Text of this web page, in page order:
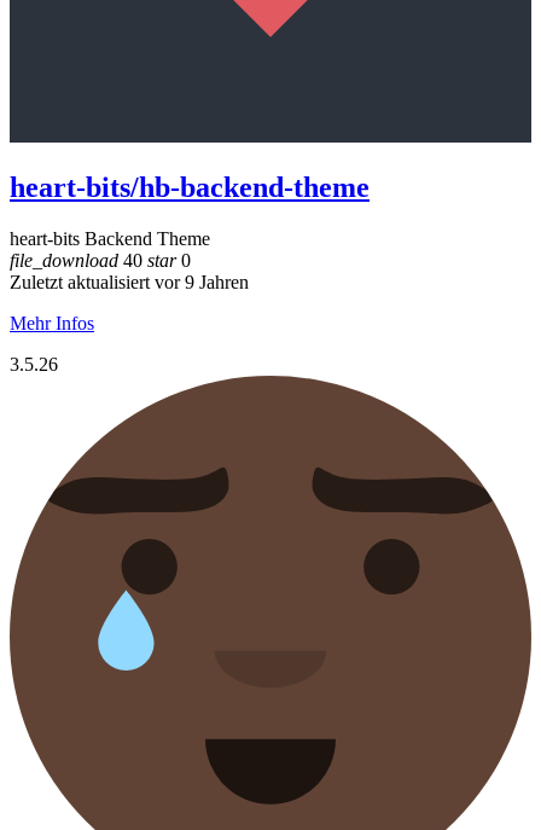
heart-bits/hb-backend-theme
heart-bits Backend Theme
file_download 40 star0
Zuletzt aktualisiert vor 9 Jahren
Mehr Infos
3.5.26